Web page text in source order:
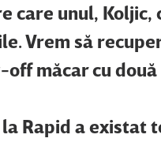
care unul, Koljic,
Vrem să
off măcar cu
Rapid a existat